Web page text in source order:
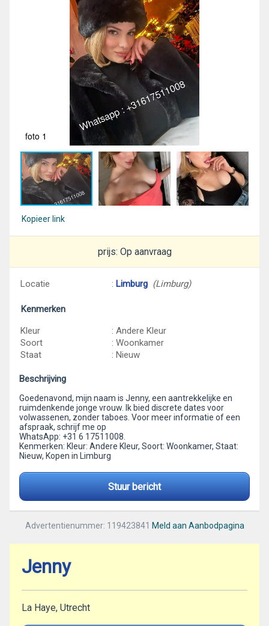
foto 1
Kopieer link
prijs: Op aanvraag
Locatie : Limburg (Limburg)
Kenmerken
Kleur
: Andere Kleur
Soort
: Woonkamer
Staat
: Nieuw
Beschrijving
Goedenavond, mijn naam is Jenny, een aantrekkelijke en
ruimdenkende jonge vrouw. Ik bied discrete dates voor
volwassenen, zonder taboes. Voor meer informatie of een
afspraak, schrijf me op
WhatsApp: +31 6 17511008.
Kenmerken: Kleur: Andere Kleur, Soort: Woonkamer, Staat:
Nieuw, Kopen in Limburg
Stuur bericht
Advertentienummer: 119423841 Meld aan Aanbodpagina
Jenny
La Haye, Utrecht